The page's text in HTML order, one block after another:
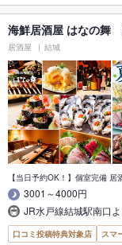
海鮮居酒屋 はなの舞
居酒屋 結城
【当日予約OK！】個室完備 居
3001～4000円
JR水戸線結城駅南口
口コミ投稿特典対象店 スマ